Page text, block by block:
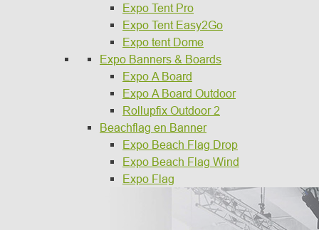
Expo Tent Pro
Expo Tent Easy2Go
Expo tent Dome
Expo Banners & Boards
Expo A Board
Expo A Board Outdoor
Rollupfix Outdoor 2
Beachflag en Banner
Expo Beach Flag Drop
Expo Beach Flag Wind
Expo Flag